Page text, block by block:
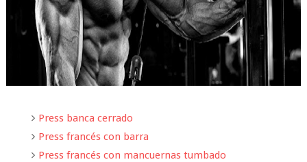
Press banca cerrado
Press francés con barra
Press francés con mancuernas tumbado